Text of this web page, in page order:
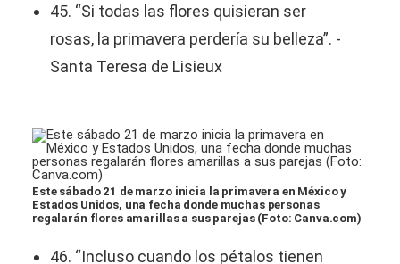
45. “Si todas las flores quisieran ser
rosas, la primavera perdería su belleza”. -
Santa Teresa de Lisieux
Este sábado 21 de marzo inicia la primavera en México y
Estados Unidos, una fecha donde muchas personas
regalarán flores amarillas a sus parejas (Foto: Canva.com)
46. “Incluso cuando los pétalos tienen